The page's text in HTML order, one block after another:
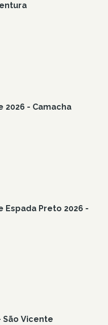
2026 - Camacha
Espada Preto 2026 -
São Vicente